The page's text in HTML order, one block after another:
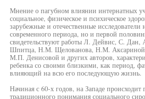
Мнение о пагубном влиянии интернатных
социальное, физическое и психическое
зарубежные и отечественные исследователи
современного периода, но и первой
свидетельствуют работы Л. Дейвис, С.
Шпитца, Н.М. Щелованова, Н.М.
М.П. Денисовой и других авторов,
ребенка со своими близкими, как период,
влияющий на всю его последующую жизнь.
Начиная с 60-х годов, на Западе происходит
традиционного понимания социального